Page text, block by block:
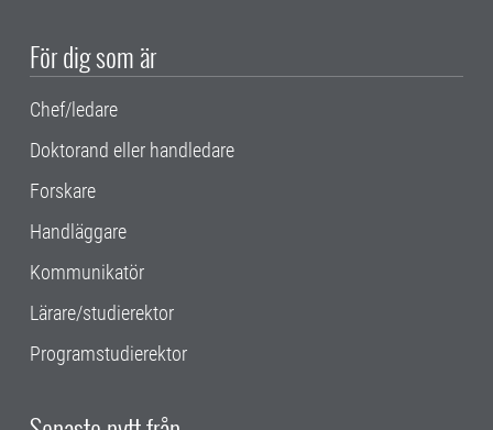
För dig som är
Chef/ledare
Doktorand eller handledare
Forskare
Handläggare
Kommunikatör
Lärare/studierektor
Programstudierektor